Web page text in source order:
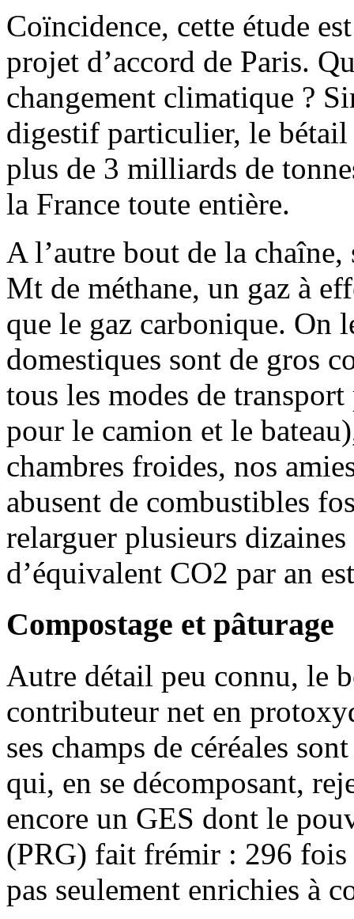
Coïncidence, cette étude
projet d’accord de Paris.
changement climatique ?
digestif particulier, le
plus de 3 milliards de
la France toute entière.
A l’autre bout de la
Mt de méthane, un gaz à
que le gaz carbonique. On
domestiques sont de gros
tous les modes de
pour le camion et le
chambres froides, nos
abusent de combustibles
relarguer plusieurs
d’équivalent CO2 par an
Compostage et pâturage
Autre détail peu connu, le
contributeur net en
ses champs de céréales
qui, en se décomposant,
encore un GES dont le
(PRG) fait frémir : 296 fois
pas seulement enrichies à